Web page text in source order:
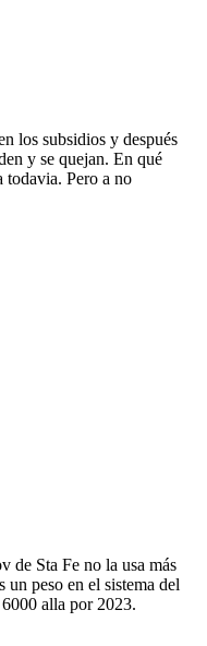
los subsidios y después
y se quejan. En qué
todavia. Pero a no
de Sta Fe no la usa más
peso en el sistema del
alla por 2023.